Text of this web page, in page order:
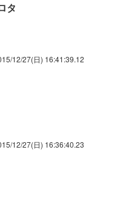
タ
12/27(日) 16:41:39.12
12/27(日) 16:36:40.23